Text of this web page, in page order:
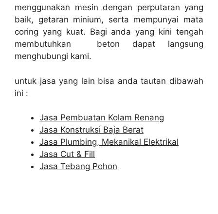
menggunakan mesin dengan perputaran yang
baik, getaran minium, serta mempunyai mata
coring yang kuat. Bagi anda yang kini tengah
membutuhkan beton dapat langsung
menghubungi kami.
untuk jasa yang lain bisa anda tautan dibawah
ini :
Jasa Pembuatan Kolam Renang
Jasa Konstruksi Baja Berat
Jasa Plumbing, Mekanikal Elektrikal
Jasa Cut & Fill
Jasa Tebang Pohon